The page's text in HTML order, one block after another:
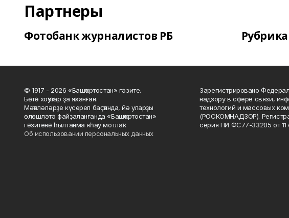
Партнеры
Фотобанк журналистов РБ
© 1917 - 2026 «Башҡортостан» гәзите.
Бөтә хоҡуҡтар ҙа яҡланған.
Мәҡәләләрҙе күсереп баҫҡанда, йә уларҙы
өлөшләтә файҙаланғанда «Башҡортостан»
гәзитенә һылтанма яһау мотлаҡ.
Об использовании персональных данных
Зарегистрировано
надзору в сфере связи,
технологий и массовых
(РОСКОМНАДЗОР).
серия ПИ ФС77-33205 от 11